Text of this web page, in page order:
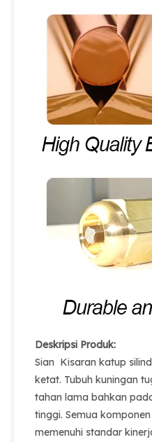
Deskripsi Produk:
Sian Kisaran katup
ketat. Tubuh kuningan
tahan lama bahkan
tinggi. Semua
memenuhi standar